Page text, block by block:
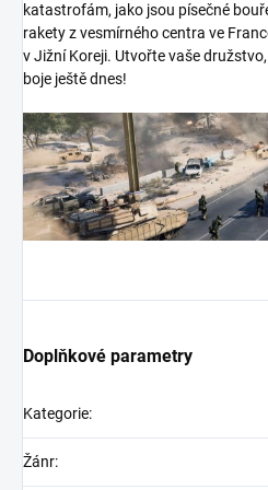
katastrofám, jako jsou písečné
rakety z vesmírného centra ve
v Jižní Koreji. Utvořte vaše
boje ještě dnes!
Doplňkové parametry
Kategorie:
Žánr: